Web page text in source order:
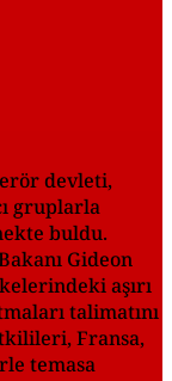
devleti,
gruplarla
buldu.
Gideon
aşırı
talimatını
Fransa,
temasa